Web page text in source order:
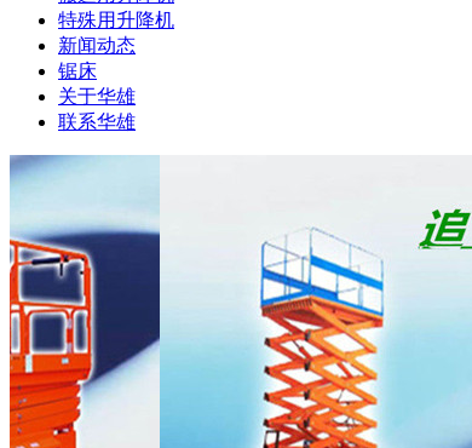
特殊用升降机
新闻动态
锯床
关于华雄
联系华雄